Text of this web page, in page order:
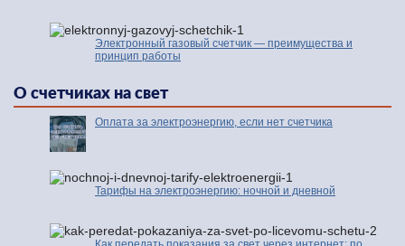
Электронный газовый счетчик — преимущества и
принцип работы
О счетчиках на свет
Оплата за электроэнергию, если нет счетчика
Тарифы на электроэнергию: ночной и дневной